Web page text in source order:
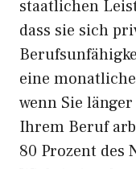
staatlichen
dass sie sich
eine
wenn Sie
Ihrem Beruf
80 Prozent des